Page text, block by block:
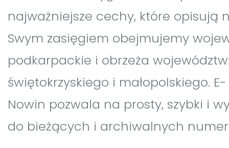
najważniejsze cechy, które opisują
Swym zasięgiem obejmujemy
podkarpackie i obrzeża
świętokrzyskiego i małopolskiego.
Nowin pozwala na prosty, szybki i
do bieżących i archiwalnych